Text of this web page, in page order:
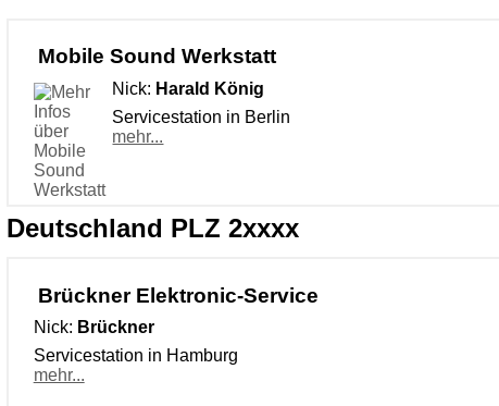
Mobile Sound Werkstatt
Nick: Harald König
Servicestation in Berlin
mehr...
Deutschland PLZ 2xxxx
Brückner Elektronic-Service
Nick: Brückner
Servicestation in Hamburg
mehr...